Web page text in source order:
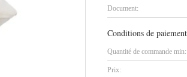
Document:
Conditions de
Quantité de commande min:
Prix: